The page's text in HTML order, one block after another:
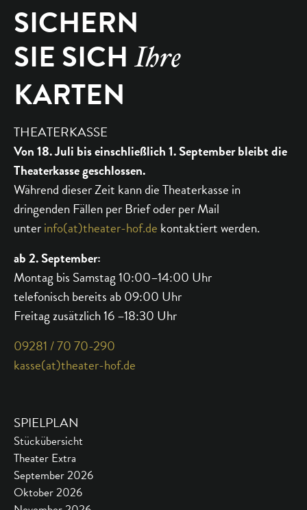
SICHERN
SIE SICH Ihre
KARTEN
THEATERKASSE
Von 18. Juli bis einschließlich 1. September bleibt die
Theaterkasse geschlossen.
Während dieser Zeit kann die Theaterkasse in
dringenden Fällen per Brief oder per Mail
unterinfo(at)theater-hof.de kontaktiert werden.
ab 2. September:
Montag bis Samstag 10:00–14:00 Uhr
telefonisch bereits ab 09:00 Uhr
Freitag zusätzlich 16 –18:30 Uhr
09281 / 70 70-290
kasse(at)theater-hof.de
SPIELPLAN
Stückübersicht
Theater Extra
September 2026
Oktober 2026